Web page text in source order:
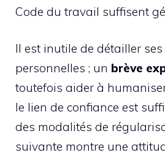
Code du travail suffisent
Il est inutile de détailler
personnelles ; un brève
toutefois aider à
le lien de confiance est
des modalités de
suivante montre une